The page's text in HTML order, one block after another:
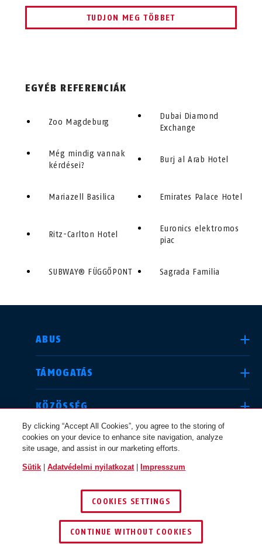
TUDJON MEG TÖBBET
EGYÉB REFERENCIÁK
Zoo Magdeburg
Még mindig vannak
kérdései?
Mariazell Basilica
Ritz-Carlton Hotel
SUBWAY® FÜGGŐPONT
Dubai Diamond
Exchange
Burj al Arab Hotel
Emirates Palace Hotel
Euronics elektromos
piac
Sagrada Familia
ABUS
TÁMOGATÁS
KÖZÖSSÉG
JOGI INFORMÁCIÓK
© 2026 ABUS
ORSZÁG KIVÁLASZTÁSA
Deutschland
Canada
Österreich
By clicking “Accept All Cookies”, you agree to the storing of
cookies on your device to enhance site navigation, analyze
site usage, and assist in our marketing efforts.
Sütik |Adatvédelmi nyilatkozat| Impresszum
COOKIES SETTINGS
CONTINUE WITHOUT COOKIES